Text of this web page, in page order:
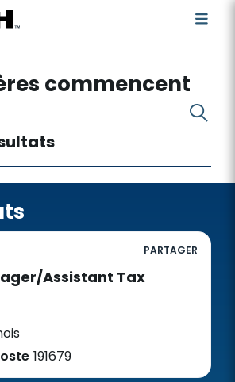
commencent
PARTAGER
Assistant Tax
191679